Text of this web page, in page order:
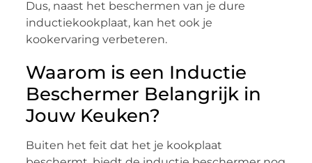
Dus, naast het beschermen van je dure
inductiekookplaat, kan het ook je
kookervaring verbeteren.
Waarom is een Inductie
Beschermer Belangrijk in
Jouw Keuken?
Buiten het feit dat het je kookplaat